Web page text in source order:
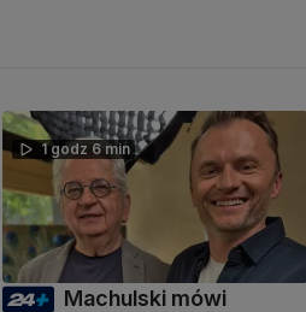
1 godz 6 min
Machulski mówi